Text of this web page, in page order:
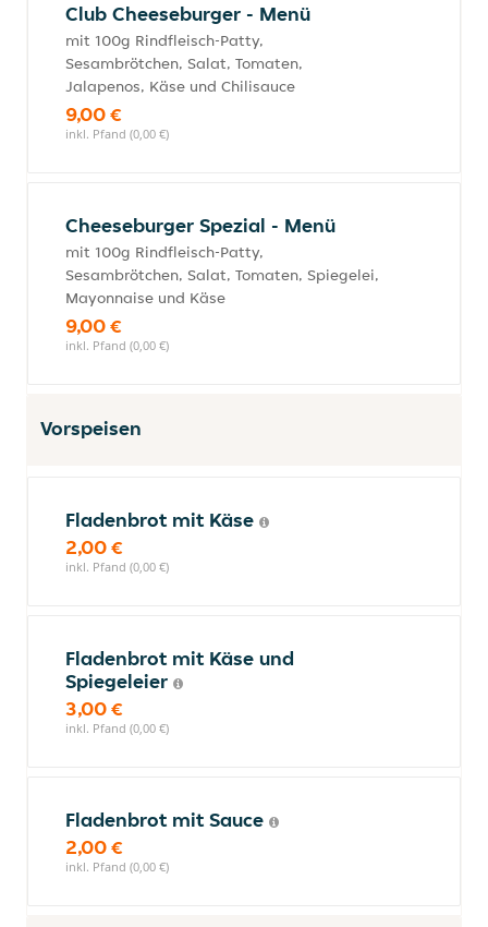
Club Cheeseburger - Menü
mit 100g Rindfleisch-Patty,
Sesambrötchen, Salat, Tomaten,
Jalapenos, Käse und Chilisauce
9,00 €
inkl. Pfand (0,00 €)
Cheeseburger Spezial - Menü
mit 100g Rindfleisch-Patty,
Sesambrötchen, Salat, Tomaten, Spiegelei,
Mayonnaise und Käse
9,00 €
inkl. Pfand (0,00 €)
Vorspeisen
Fladenbrot mit Käse
2,00 €
inkl. Pfand (0,00 €)
Fladenbrot mit Käse und
Spiegeleier
3,00 €
inkl. Pfand (0,00 €)
Fladenbrot mit Sauce
2,00 €
inkl. Pfand (0,00 €)